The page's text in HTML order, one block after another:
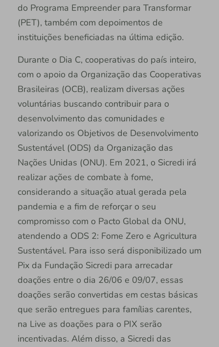
do Programa Empreender para Transformar
(PET), também com depoimentos de
instituições beneficiadas na última edição.
Durante o Dia C, cooperativas do país inteiro,
com o apoio da Organização das Cooperativas
Brasileiras (OCB), realizam diversas ações
voluntárias buscando contribuir para o
desenvolvimento das comunidades e
valorizando os Objetivos de Desenvolvimento
Sustentável (ODS) da Organização das
Nações Unidas (ONU). Em 2021, o Sicredi irá
realizar ações de combate à fome,
considerando a situação atual gerada pela
pandemia e a fim de reforçar o seu
compromisso com o Pacto Global da ONU,
atendendo a ODS 2: Fome Zero e Agricultura
Sustentável. Para isso será disponibilizado um
Pix da Fundação Sicredi para arrecadar
doações entre o dia 26/06 e 09/07, essas
doações serão convertidas em cestas básicas
que serão entregues para famílias carentes,
na Live as doações para o PIX serão
incentivadas. Além disso, a Sicredi das